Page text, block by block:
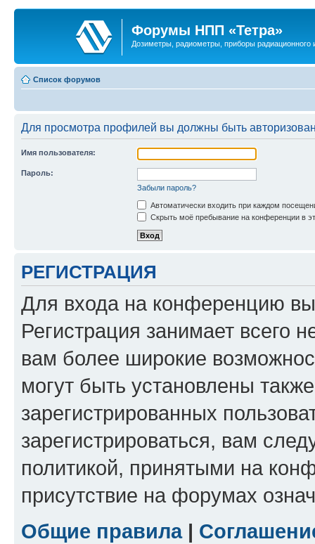
Форумы НПП «Тетра»
Дозиметры, радиометры, приборы радиационного
Список форумов
Для просмотра профилей вы должны быть
Имя пользователя:
Пароль:
Забыли пароль?
Автоматически входить при каждом
Скрыть моё пребывание на конференции в
РЕГИСТРАЦИЯ
Для входа на конференцию
Регистрация занимает всего
вам более широкие
могут быть установлены
зарегистрированных
зарегистрироваться, вам
политикой, принятыми на
присутствие на форумах
Общие правила|